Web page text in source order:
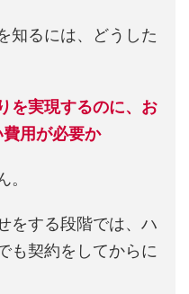
知るには、どうした
を実現するのに、お
用が必要か
をする段階では、ハ
も契約をしてからに